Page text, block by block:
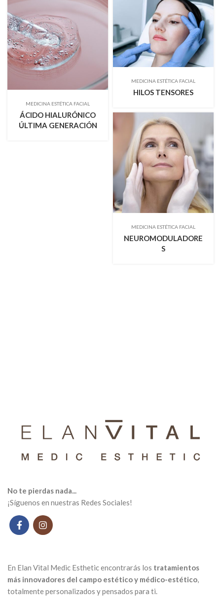
MEDICINA ESTÉTICA FACIAL
HILOS TENSORES
MEDICINA ESTÉTICA FACIAL
ÁCIDO HIALURÓNICO
ÚLTIMA GENERACIÓN
MEDICINA ESTÉTICA FACIAL
NEUROMODULADORE
S
No te pierdas nada...
¡Síguenos en nuestras Redes Sociales!
En Elan Vital Medic Esthetic encontrarás los tratamientos
más innovadores del campo estético y médico-estético,
totalmente personalizados y pensados ​​para ti.